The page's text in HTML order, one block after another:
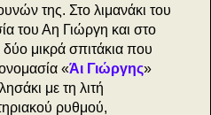
της. Στο λιμανάκι του
του Αη Γιώργη και στο
μικρά σπιτάκια που
«Άι Γιώργης»
με τη λιτή
ρυθμού,